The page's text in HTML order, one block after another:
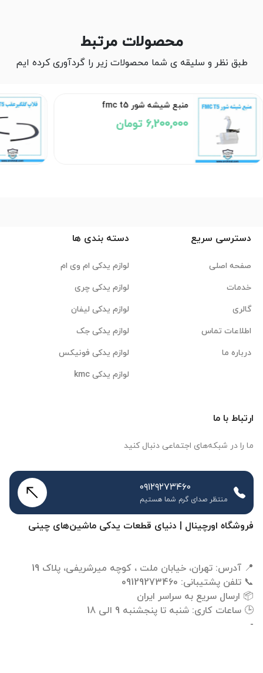
محصولات مرتبط
طبق نظر و سلیقه ی شما محصولات زیر را گردآوری کرده ایم
منبع شیشه شور fmc t5
6,200,000 تومان
فروشگاه اورچینال | دنیای قطعات یدکی ماشین‌های چینی
-
دسترسی سریع
صفحه اصلی
خدمات
گالری
اطلاعات تماس
درباره ما
دسته بندی ها
لوازم یدکی ام وی ام
لوازم یدکی چری
لوازم یدکی لیفان
لوازم یدکی جک
لوازم یدکی فونیکس
لوازم یدکی kmc
ارتباط با ما
ما را در شبکه‌های اجتماعی دنبال کنید
۰۹۱۲۹۲۷۳۴۶۰
منتظر صدای گرم شما هستیم